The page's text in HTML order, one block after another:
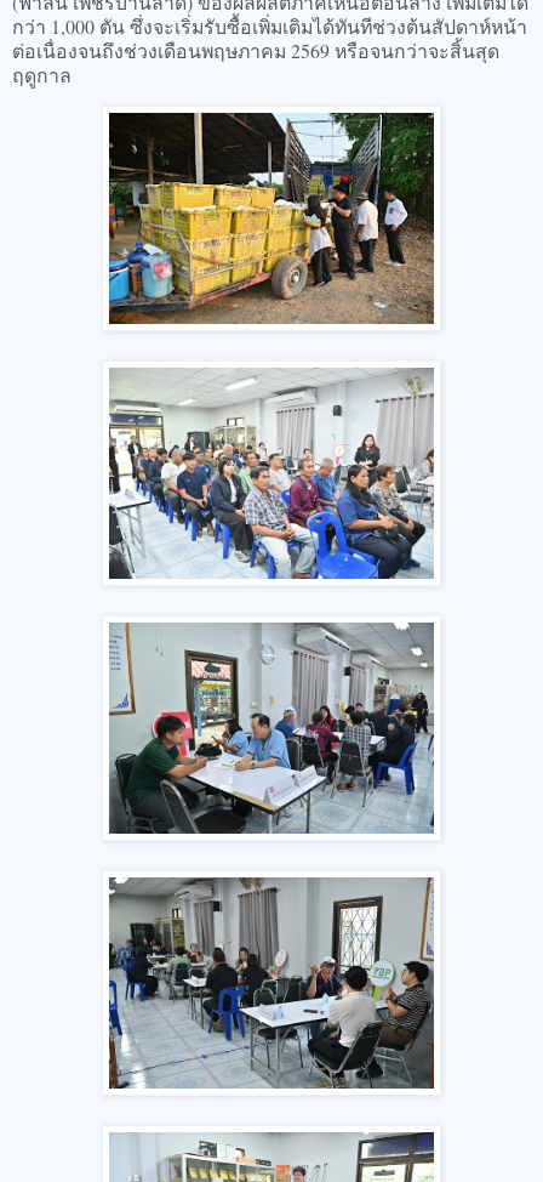
กว่า 1,000 ตัน ซึ่งจะเริ่มรับซื้อเพิ่มเติมได้ทันทีช่วงต้นสัปดาห์หน้า
ต่อเนื่องจนถึงช่วงเดือนพฤษภาคม 2569 หรือจนกว่าจะสิ้นสุด
ฤดูกาล